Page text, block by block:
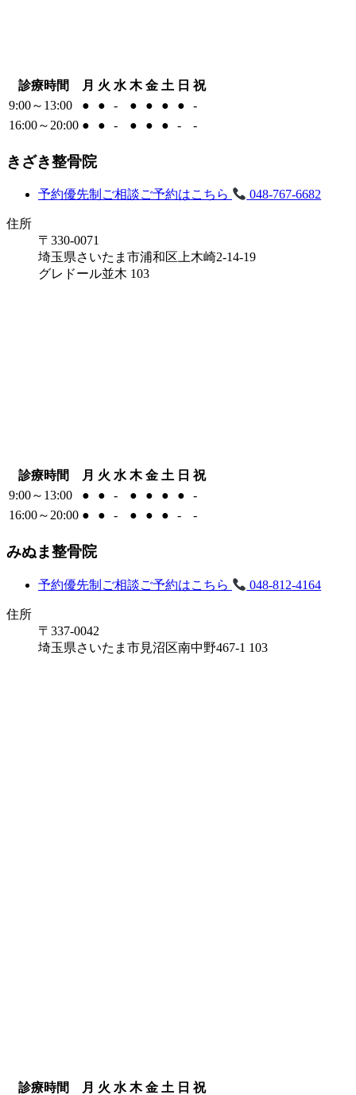
診療時間 月 火 水 木 金 土 日 祝
9:00～13:00
● ● - ● ● ● ●
-
16:00～20:00 ● ● - ● ● ● - -
きざき整骨院
予約優先制 ご相談ご予約はこちら 048-767-6682
住所
〒330-0071
埼玉県さいたま市浦和区上木崎2-14-19
グレドール並木 103
診療時間 月 火 水 木 金 土 日 祝
9:00～13:00
● ● - ● ● ● ●
-
16:00～20:00 ● ● - ● ● ● - -
みぬま整骨院
予約優先制 ご相談ご予約はこちら 048-812-4164
住所
〒337-0042
埼玉県さいたま市見沼区南中野467-1 103
診療時間 月 火 水 木 金 土 日 祝